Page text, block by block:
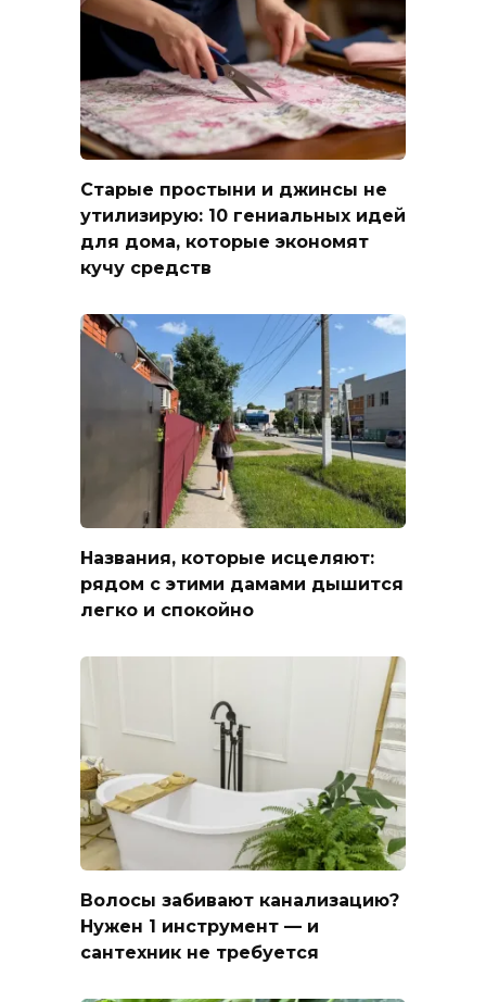
Старые простыни и джинсы не
утилизирую: 10 гениальных идей
для дома, которые экономят
кучу средств
Названия, которые исцеляют:
рядом с этими дамами дышится
легко и спокойно
Волосы забивают канализацию?
Нужен 1 инструмент — и
сантехник не требуется